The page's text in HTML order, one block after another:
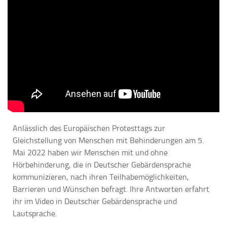
Anlässlich des Europäischen Protesttags zur
Gleichstellung von Menschen mit Behinderungen am 5.
Mai 2022 haben wir Menschen mit und ohne
Hörbehinderung, die in Deutscher Gebärdensprache
kommunizieren, nach ihren Teilhabemöglichkeiten,
Barrieren und Wünschen befragt. Ihre Antworten erfahrt
ihr im Video in Deutscher Gebärdensprache und
Lautsprache.